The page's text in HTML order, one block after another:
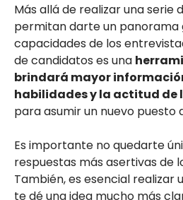
Más allá de realizar una serie
permitan darte un panorama
capacidades de los
de candidatos es una
brindará mayor
habilidades y la actitud de
para asumir un nuevo puesto
Es importante no quedarte
respuestas más asertivas de
También, es esencial realizar
te dé una idea mucho más